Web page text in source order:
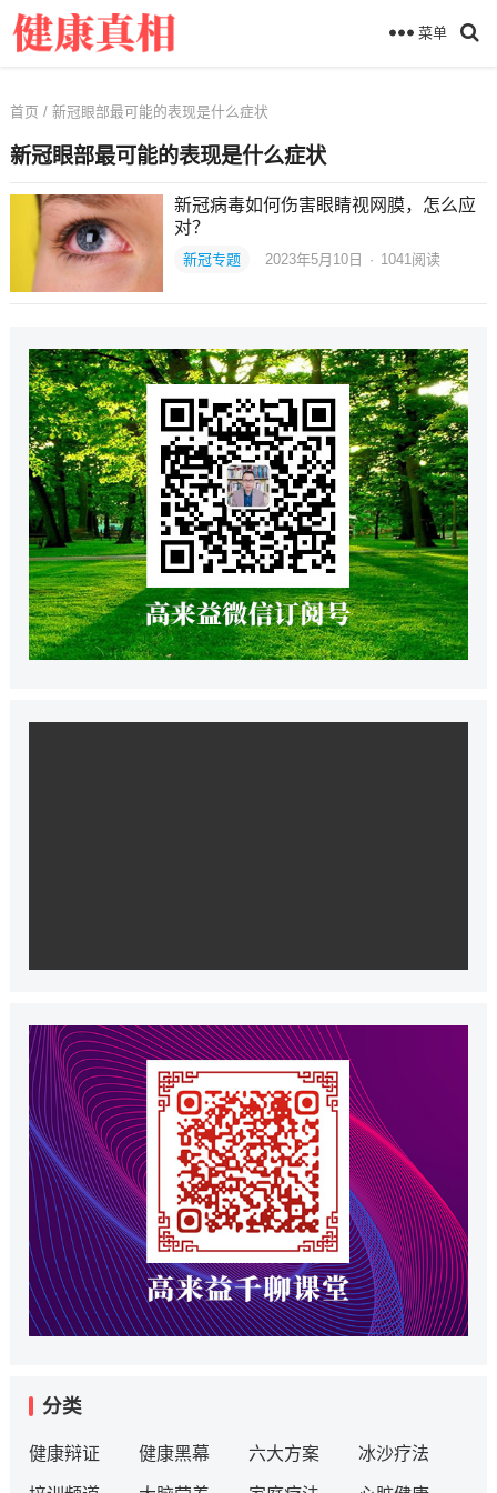
菜单
首页 / 新冠眼部最可能的表现是什么症状
新冠眼部最可能的表现是什么症状
新冠病毒如何伤害眼睛视网膜，怎么应
对？
新冠专题 2023年5月10日 · 1041 阅读
分类
健康辩证 健康黑幕 六大方案 冰沙疗法